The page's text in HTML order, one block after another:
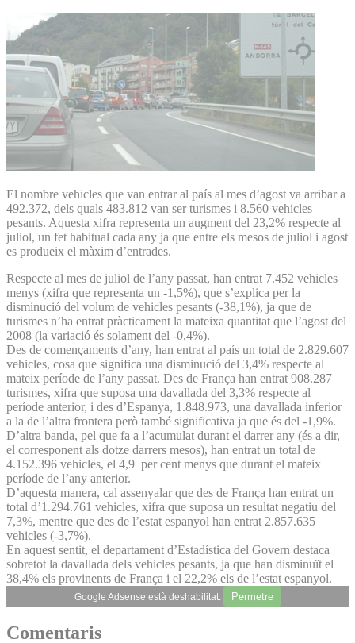
El nombre vehicles que van entrar al país al mes d’agost va arribar a
492.372, dels quals 483.812 van ser turismes i 8.560 vehicles
pesants. Aquesta xifra representa un augment del 23,2% respecte al
juliol, un fet habitual cada any ja que entre els mesos de juliol i agost
es produeix el màxim d’entrades.
Respecte al mes de juliol de l’any passat, han entrat 7.452 vehicles
menys (xifra que representa un -1,5%), que s’explica per la
disminució del volum de vehicles pesants (-38,1%), ja que de
turismes n’ha entrat pràcticament la mateixa quantitat que l’agost del
2008 (la variació és solament del -0,4%).
Des de començaments d’any, han entrat al país un total de 2.829.607
vehicles, cosa que significa una disminució del 3,4% respecte al
mateix període de l’any passat. Des de França han entrat 908.287
turismes, xifra que suposa una davallada del 3,3% respecte al
període anterior, i des d’Espanya, 1.848.973, una davallada inferior
a la de l’altra frontera però també significativa ja que és del -1,9%.
D’altra banda, pel que fa a l’acumulat durant el darrer any (és a dir,
el corresponent als dotze darrers mesos), han entrat un total de
4.152.396 vehicles, el 4,9 per cent menys que durant el mateix
període de l’any anterior.
D’aquesta manera, cal assenyalar que des de França han entrat un
total d’1.294.761 vehicles, xifra que suposa un resultat negatiu del
7,3%, mentre que des de l’estat espanyol han entrat 2.857.635
vehicles (-3,7%).
En aquest sentit, el departament d’Estadística del Govern destaca
sobretot la davallada dels vehicles pesants, ja que han disminuït el
38,4% els provinents de França i el 22,2% els de l’estat espanyol.
Google Adsense està deshabilitat. Permetre
Comentaris